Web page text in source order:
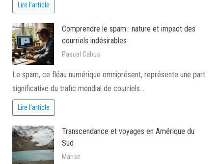
Lire l'article
Comprendre le spam : nature et impact des
courriels indésirables
Pascal Cabus
Le spam, ce fléau numérique omniprésent, représente une part
significative du trafic mondial de courriels.…
Lire l'article
Transcendance et voyages en Amérique du
Sud
Marise